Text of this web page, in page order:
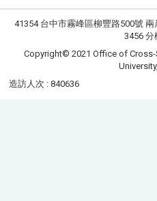
41354 台中市霧峰區柳豐路500號
3456 分
Copyright© 2021 Office of
造訪人次 : 840636